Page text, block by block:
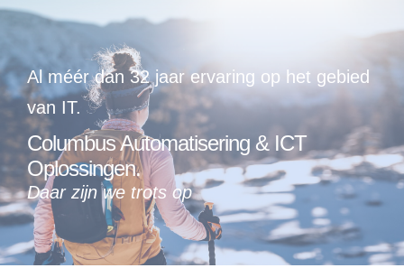
Al méér dan 32 jaar ervaring op het gebied
van IT.
Columbus Automatisering & ICT
Oplossingen.
Daar zijn we trots op